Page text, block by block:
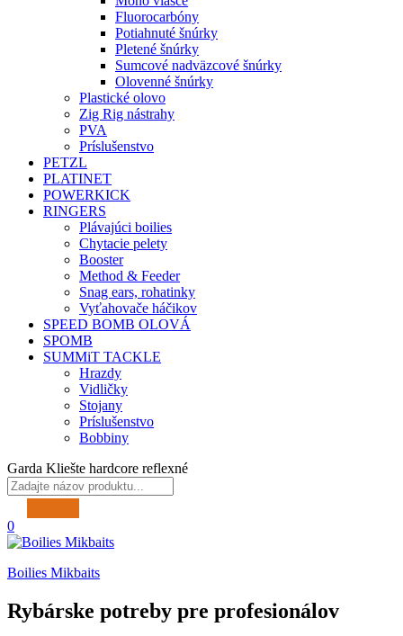
Fluorocarbóny
Potiahnuté šnúrky
Pletené šnúrky
Sumcové nadväzcové šnúrky
Olovenné šnúrky
Plastické olovo
Zig Rig nástrahy
PVA
Príslušenstvo
PETZL
PLATINET
POWERKICK
RINGERS
Plávajúci boilies
Chytacie pelety
Booster
Method & Feeder
Snag ears, rohatinky
Vyťahovače háčikov
SPEED BOMB OLOVÁ
SPOMB
SUMMiT TACKLE
Hrazdy
Vidličky
Stojany
Príslušenstvo
Bobbiny
Garda Kliešte hardcore reflexné
0
Boilies Mikbaits
Rybárske potreby pre profesionálov